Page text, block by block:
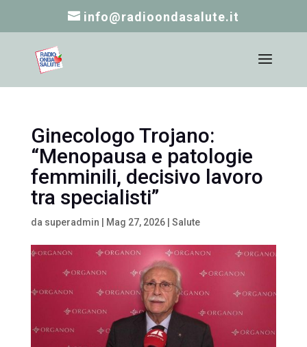
info@radioondasalute.it
Ginecologo Trojano:
“Menopausa e patologie
femminili, decisivo lavoro
tra specialisti”
da superadmin Mag 27, 2026| Salute